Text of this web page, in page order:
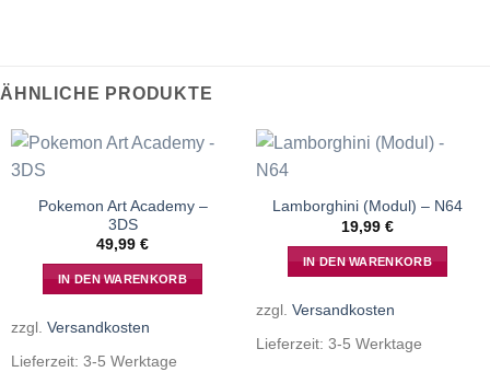
ÄHNLICHE PRODUKTE
Pokemon Art Academy –
3DS
49,99 €
IN DEN WARENKORB
zzgl. Versandkosten
Lieferzeit: 3-5 Werktage
Lamborghini (Modul) – N64
19,99 €
IN DEN WARENKORB
zzgl. Versandkosten
Lieferzeit: 3-5 Werktage